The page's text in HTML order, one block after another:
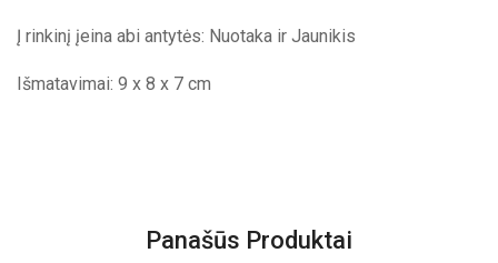
Į rinkinį įeina abi antytės: Nuotaka ir Jaunikis
Išmatavimai: 9 x 8 x 7 cm
Panašūs Produktai